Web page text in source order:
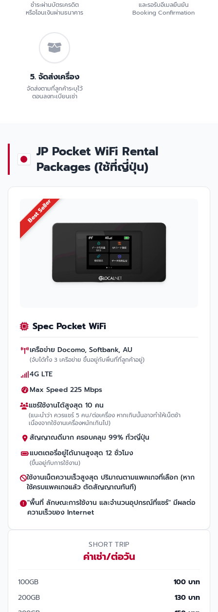
ชำระผ่านบัตรเครดิต
หรือโอนเงินผ่านธนาคาร
และรอรับอีเมลยืนยัน
Booking Confirmation
5. จัดส่งเครื่อง
จัดส่งตามที่ลูกค้าระบุไว้
ตอนลงทะเบียนเช่า
JP Pocket WiFi Rental
Packages (ใช้ที่ญี่ปุ่น)
Best Seller
Spec Pocket WiFi
เครือข่าย Docomo, Softbank, AU
(จับได้ทั้ง 3 เครือข่าย ขึ้นอยู่กับพื่นที่ที่ลูกค้าอยู่)
4G LTE
Max Speed 225 Mbps
แชร์ใช้งานได้สูงสุด 10 คน
(แนะนำว่า ควรแชร์ 5 คน/ต่อเครื่อง หากเกินนั้นอาจทำให้เน็ตช้า
เนื่องจากใช้งานเครื่องหนักเกินไป)
สัญญาณดีมาก ครอบคลุม 99% ทั่วญี่ปุ่น
แบตเตอรี่อยู่ได้นานสูงสุด 12 ชั่วโมง
(ขึ้นอยู่กับการใช้งาน)
ใช้งานเน็ตความเร็วสูงสุด ปริมาณตามแพคเกจที่เลือก (หาก
ใช้ครบแพคเกจแล้ว ตัดสัญญาณทันที)
"พื้นที่ ลักษณะการใช้งาน และจำนวนอุปกรณ์ที่แชร์" มีผลต่อ
ความเร็วของ Internet
SHORT TRIP
ค่าเช่า/ต่อวัน
100GB
100 บาท
200GB
130 บาท